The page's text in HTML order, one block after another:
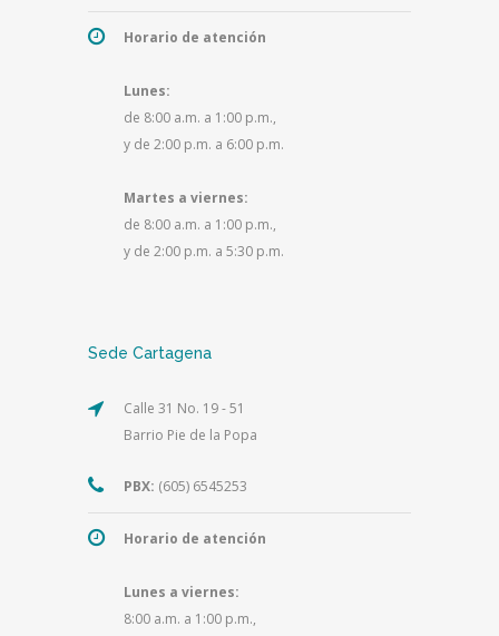
Horario de atención
Lunes:
de 8:00 a.m. a 1:00 p.m.,
y de 2:00 p.m. a 6:00 p.m.
Martes a viernes:
de 8:00 a.m. a 1:00 p.m.,
y de 2:00 p.m. a 5:30 p.m.
Sede Cartagena
Calle 31 No. 19 - 51
Barrio Pie de la Popa
PBX: (605) 6545253
Horario de atención
Lunes a viernes:
8:00 a.m. a 1:00 p.m.,